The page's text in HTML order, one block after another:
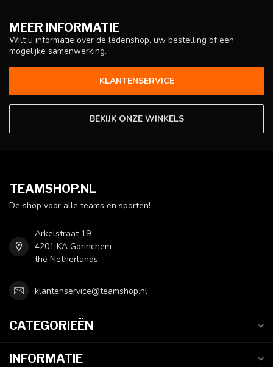
MEER INFORMATIE
Wilt u informatie over de ledenshop, uw bestelling of een
mogelijke samenwerking.
KLANTENSERVICE
BEKIJK ONZE WINKELS
TEAMSHOP.NL
De shop voor alle teams en sporten!
Arkelstraat 19
4201 KA Gorinchem
the Netherlands
klantenservice@teamshop.nl
CATEGORIEËN
INFORMATIE